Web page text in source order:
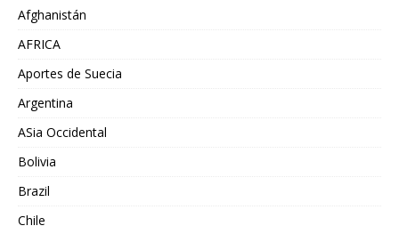
Afghanistán
AFRICA
Aportes de Suecia
Argentina
ASia Occidental
Bolivia
Brazil
Chile